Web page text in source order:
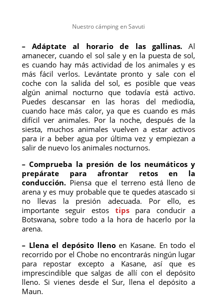
Nuestro cámping en Savuti
– Adáptate al horario de las gallinas.Al
amanecer, cuando el sol sale y en la puesta de sol,
es cuando hay más actividad de los animales y es
más fácil verlos. Levántate pronto y sale con el
coche con la salida del sol, es posible que veas
algún animal nocturno que todavía está activo.
Puedes descansar en las horas del mediodía,
cuando hace más calor, ya que es cuando es más
difícil ver animales. Por la noche, después de la
siesta, muchos animales vuelven a estar activos
para ir a beber agua por última vez y empiezan a
salir de nuevo los animales nocturnos.
– Comprueba la presión de los neumáticos y
prepárate para afrontar retos en la
conducción.Piensa que el terreno está lleno de
arena y es muy probable que te quedes atascado si
no llevas la presión adecuada. Por ello, es
importante seguir estos tips
para conducir a
Botswana, sobre todo a la hora de hacerlo por la
arena.
– Llena el depósito llenoen Kasane. En todo el
recorrido por el Chobe no encontrarás ningún lugar
para repostar excepto a Kasane, así que es
imprescindible que salgas de allí con el depósito
lleno. Si vienes desde el Sur, llena el depósito a
Maun.